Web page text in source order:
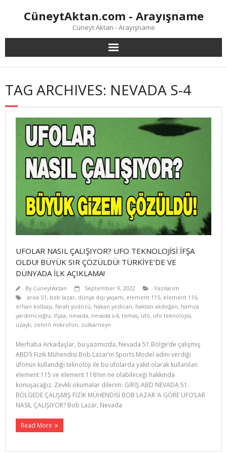
CüneytAktan.com - Arayışname
Cüneyt Aktan - Arayışname
TAG ARCHIVES: NEVADA S-4
UFOLAR NASIL ÇALIŞIYOR? UFO TEKNOLOJİSİ İFŞA
OLDU! BÜYÜK SIR ÇÖZÜLDÜ! TÜRKİYE’DE VE
DÜNYADA İLK AÇIKLAMA!
By CuneytAktan September 9, 2022
Yazılarım
area 51 , bob lazar, dünya dışı yaşam, element 115, element 116,
erhan kolbaşı, farah yudözü, hakan yedican, haktan akdoğan, hamza
yardımcıoğlu, ifşaa, nevada, nevada s-4, temas, ufo, ufo teknolojisi,
uzaylı, zehirli mikrofon, zulkarneyn
Merhaba Arkadaşlar, bu yazımızda, Nevada 51.Bölge’de çalışmış
ABD’li Fizik Mühendisi Bob Lazar’ın Sports Model adını verdiği
ufonun kullandığı teknoloji ile bu ufolarda yakıt olarak kullanılan
element 115 ve element 116’nın ne olabileceği hakkında
konuşacağız. Zevkli okumalar dilerim. GİRİŞ ABD NEVADA 51.
BÖLGEDE ÇALIŞMIŞ FİZİK MÜHENDİSİ BOB LAZAR ‘A GÖRE UFO’LAR
NASIL ÇALIŞIYOR? Bob Lazar, Nevada
Read More